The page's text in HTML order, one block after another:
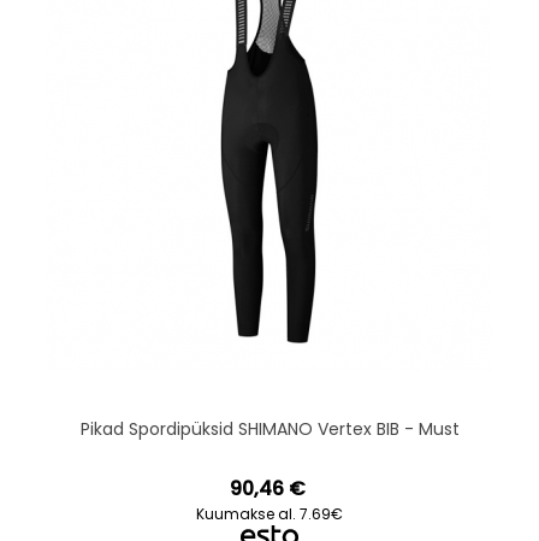
Pikad Spordipüksid SHIMANO Vertex BIB - Must
90,46 €
Kuumakse al. 7.69€